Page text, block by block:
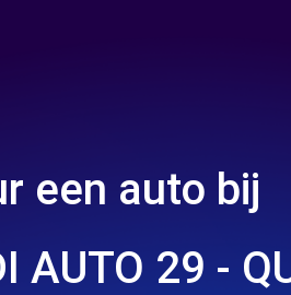
een auto bij
AUTO 29 -